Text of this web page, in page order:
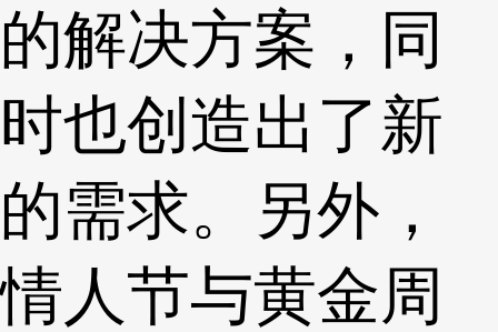
的解决方案，同
时也创造出了新
的需求。另外，
情人节与黄金周